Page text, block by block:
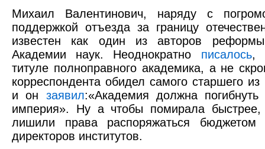
Михаил Валентинович, наряду с
поддержкой отъезда за границу
известен как один из авторов реформы
Академии наук. Неоднократно писалось,
титуле полноправного академика, а не
корреспондента обидел самого старшего из
и он заявил:«Академия должна
империя». Ну а чтобы помирала
лишили права распоряжаться бюджетом
директоров институтов.